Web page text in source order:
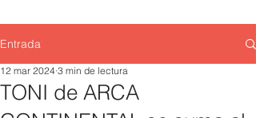
Entrada
TONI de ARCA
12 mar 2024 3 min de lectura